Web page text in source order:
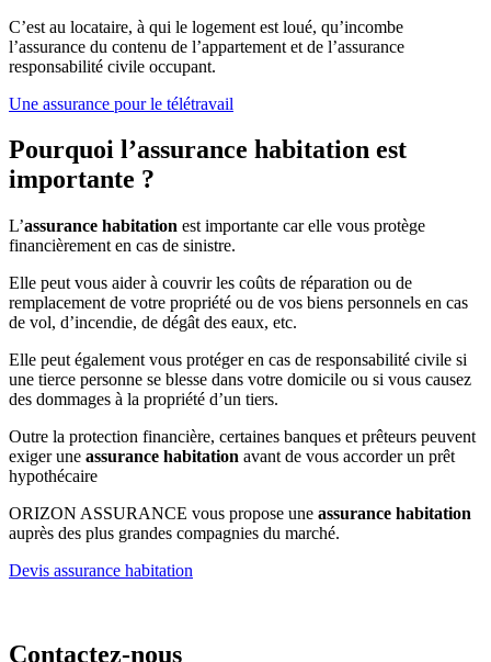
C’est au locataire, à qui le logement est loué, qu’incombe
l’assurance du contenu de l’appartement et de l’assurance
responsabilité civile occupant.
Une assurance pour le télétravail
Pourquoi l’assurance habitation est
importante ?
L’assurance habitation est importante car elle vous protège
financièrement en cas de sinistre.
Elle peut vous aider à couvrir les coûts de réparation ou de
remplacement de votre propriété ou de vos biens personnels en cas
de vol, d’incendie, de dégât des eaux, etc.
Elle peut également vous protéger en cas de responsabilité civile si
une tierce personne se blesse dans votre domicile ou si vous causez
des dommages à la propriété d’un tiers.
Outre la protection financière, certaines banques et prêteurs peuvent
exiger une assurance habitation avant de vous accorder un prêt
hypothécaire
ORIZON ASSURANCE vous propose une assurance habitation
auprès des plus grandes compagnies du marché.
Devis assurance habitation
Contactez-nous